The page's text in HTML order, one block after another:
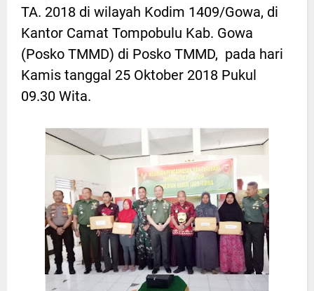
TA. 2018 di wilayah Kodim 1409/Gowa, di
Kantor Camat Tompobulu Kab. Gowa
(Posko TMMD) di Posko TMMD, pada hari
Kamis tanggal 25 Oktober 2018 Pukul
09.30 Wita.